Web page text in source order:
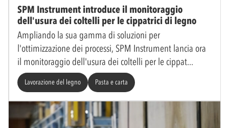
SPM Instrument introduce il monitoraggio
dell'usura dei coltelli per le cippatrici di legno
Ampliando la sua gamma di soluzioni per
l'ottimizzazione dei processi, SPM Instrument lancia ora
il monitoraggio dell'usura dei coltelli per le cippat
Lavorazione del legno Pasta e carta